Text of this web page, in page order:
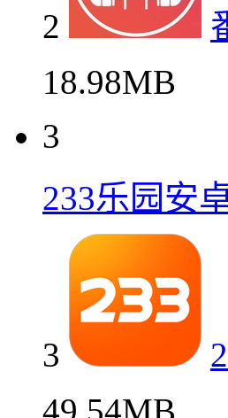
2
18.98MB
3
233乐园安
3
49.54MB